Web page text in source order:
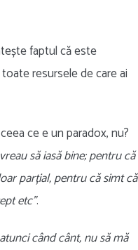
faptul că este
resursele de care ai
ce e un paradox, nu?
să iasă bine; pentru că
parțial, pentru că simt că
etc”.
când cânt, nu să mă